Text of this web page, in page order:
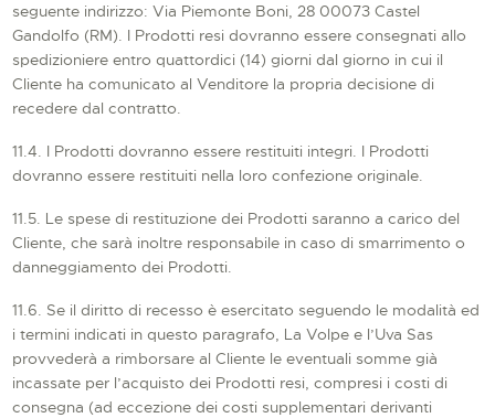
seguente indirizzo: Via Piemonte Boni, 28 00073 Castel
Gandolfo (RM). I Prodotti resi dovranno essere consegnati allo
spedizioniere entro quattordici (14) giorni dal giorno in cui il
Cliente ha comunicato al Venditore la propria decisione di
recedere dal contratto.
11.4. I Prodotti dovranno essere restituiti integri. I Prodotti
dovranno essere restituiti nella loro confezione originale.
11.5. Le spese di restituzione dei Prodotti saranno a carico del
Cliente, che sarà inoltre responsabile in caso di smarrimento o
danneggiamento dei Prodotti.
11.6. Se il diritto di recesso è esercitato seguendo le modalità ed
i termini indicati in questo paragrafo, La Volpe e l’Uva Sas
provvederà a rimborsare al Cliente le eventuali somme già
incassate per l’acquisto dei Prodotti resi, compresi i costi di
consegna (ad eccezione dei costi supplementari derivanti